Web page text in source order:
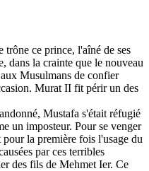
ce prince, l'aîné de ses
dans la crainte que le nouveau
Musulmans de confier
Murat II fit périr un des
Mustafa s'était réfugié
un imposteur. Pour se venger
la première fois l'usage du
par ces terribles
des fils de Mehmet Ier. Ce